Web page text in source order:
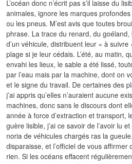
L’océan donc n’écrit pas s’il laisse du
animales, ignore les marques
ou les pneus. M’est avis que toutes
phrase. La trace du renard, du
d’un véhicule, distribuent leur « à suivre
plage si je leur cédais. L’été, au matin,
envahi les lieux, le sable a été lissé,
par l’eau mais par la machine, dont on
et le signe du travail. De certaines des
j’ai appris qu’elles n’auraient aucune
machines, donc sans le discours dont
année à force d’extraction et transport,
guère lisible, j’ai ce savoir de l’avoir lu
noria de véhicules chargés ras la
disparaisse, et l’officiel de vous affirmer
rien. Si les océans effacent